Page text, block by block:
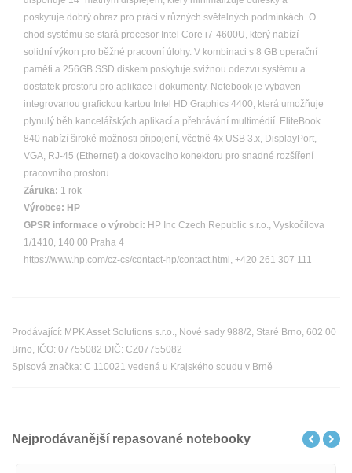
poskytuje dobrý obraz pro práci v různých světelných podmínkách. O
chod systému se stará procesor Intel Core i7-4600U, který nabízí
solidní výkon pro běžné pracovní úlohy. V kombinaci s 8 GB operační
paměti a 256GB SSD diskem poskytuje svižnou odezvu systému a
dostatek prostoru pro aplikace i dokumenty. Notebook je vybaven
integrovanou grafickou kartou Intel HD Graphics 4400, která umožňuje
plynulý běh kancelářských aplikací a přehrávání multimédií. EliteBook
840 nabízí široké možnosti připojení, včetně 4x USB 3.x, DisplayPort,
VGA, RJ-45 (Ethernet) a dokovacího konektoru pro snadné rozšíření
pracovního prostoru.
Záruka: 1 rok
Výrobce: HP
GPSR informace o výrobci: HP Inc Czech Republic s.r.o., Vyskočilova
1/1410, 140 00 Praha 4
https://www.hp.com/cz-cs/contact-hp/contact.html, +420 261 307 111
Prodávající: MPK Asset Solutions s.r.o., Nové sady 988/2, Staré Brno, 602 00
Brno, IČO: 07755082 DIČ: CZ07755082
Spisová značka: C 110021 vedená u Krajského soudu v Brně
Nejprodávanější repasované notebooky